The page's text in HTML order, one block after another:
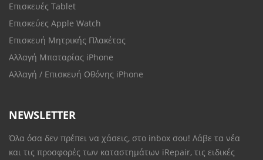
Επισκευές Tablet
Επισκεύες Apple Watch
Επισκευή Μητρικής Πλακέτας
Αλλαγή Μπαταρίας iPhone
Αλλαγή / Επισκευή Οθόνης iPhone
NEWSLETTER
Όλα όσα δεν πρέπει να χάσεις, στο inbox σου! Λάβε τα νέα
και τις προσφορές των καταστημάτων iRepair, τις ειδικές